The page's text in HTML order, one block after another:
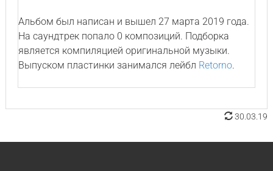
Альбом был написан и вышел 27 марта 2019 года.
На саундтрек попало 0 композиций. Подборка
является компиляцией оригинальной музыки.
Выпуском пластинки занимался лейбл Retorno.
30.03.19